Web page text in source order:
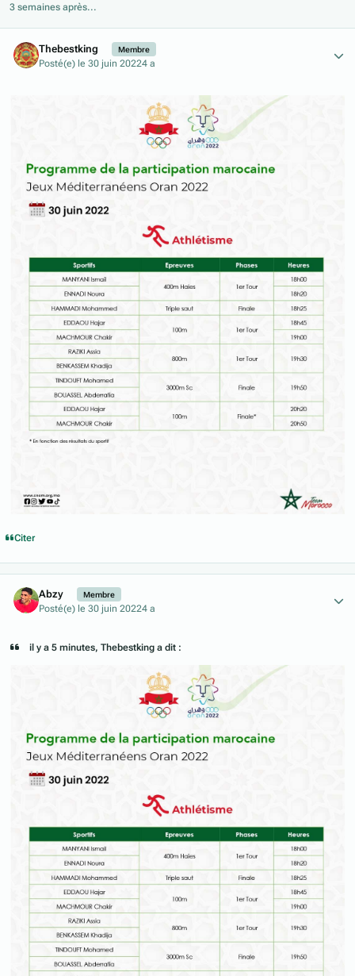
3 semaines après...
Thebestking Membre
Posté(e) le 30 juin 20224 a
Citer
Abzy Membre
Posté(e) le 30 juin 20224 a
il y a 5 minutes, Thebestking a dit :